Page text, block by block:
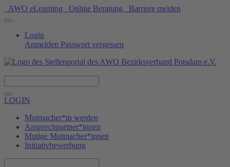
AWO eLearning Online Beratung Barriere melden
Login
Anmelden Passwort vergessen
LOGIN
Mutmacher*in werden
Ansprechpartner*innen
Mutige Mutmacher*innen
Initiativbewerbung